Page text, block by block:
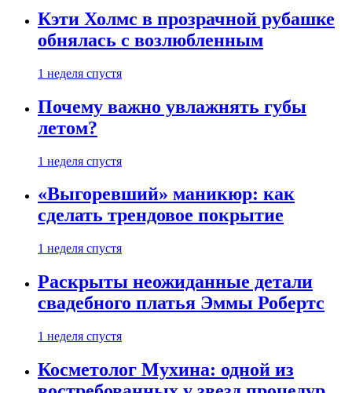
Кэти Холмс в прозрачной рубашке
обнялась с возлюбленным
1 неделя спустя
Почему важно увлажнять губы
летом?
1 неделя спустя
«Выгоревший» маникюр: как
сделать трендовое покрытие
1 неделя спустя
Раскрыты неожиданные детали
свадебного платья Эммы Робертс
1 неделя спустя
Косметолог Мухина: одной из